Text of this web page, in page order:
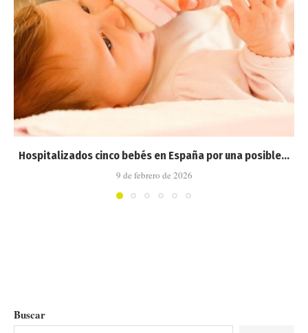
Hospitalizados cinco bebés en España por una posible...
9 de febrero de 2026
Buscar